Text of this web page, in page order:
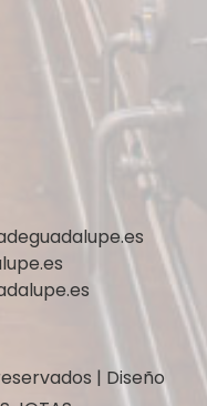
| Diseño